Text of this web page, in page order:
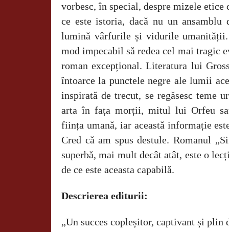
vorbesc, în special, despre mizele etice
ce este istoria, dacă nu un ansamblu
lumină vârfurile și vidurile umanității.
mod impecabil să redea cel mai tragic
roman excepțional. Literatura lui
întoarce la punctele negre ale lumii
inspirată de trecut, se regăsesc teme
arta în fața morții, mitul lui Orfeu
ființa umană, iar această informație
Cred că am spus destule. Romanul
superbă, mai mult decât atât, este o
de ce este aceasta capabilă.
Descrierea editurii:
„Un succes copleșitor, captivant și plin